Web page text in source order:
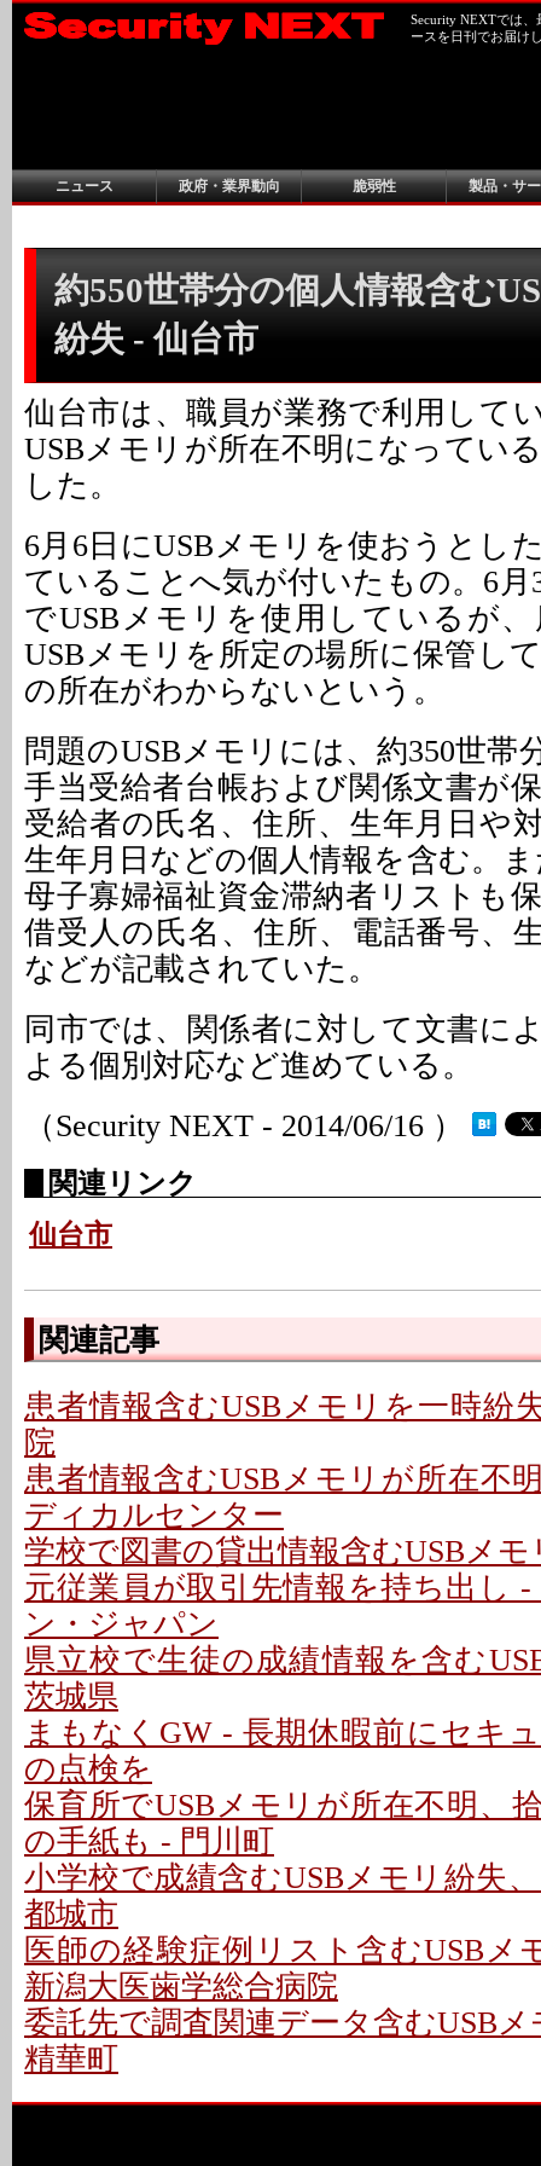
Security NEXTでは
ースを日刊でお届け
ニュース 政府・業界動向 脆弱性 製品・サ
約550世帯分の個人情報含む
紛失 - 仙台市
仙台市は、職員が業務で利用して
USBメモリが所在不明になってい
した。
6月6日にUSBメモリを使おうとし
ていることへ気が付いたもの。6月
でUSBメモリを使用しているが
USBメモリを所定の場所に保管し
の所在がわからないという。
問題のUSBメモリには、約350世帯
手当受給者台帳および関係文書が
受給者の氏名、住所、生年月日や
生年月日などの個人情報を含む。
母子寡婦福祉資金滞納者リストも
借受人の氏名、住所、電話番号、
などが記載されていた。
同市では、関係者に対して文書に
よる個別対応など進めている。
（Security NEXT - 2014/06/16 ）
関連リンク
仙台市
関連記事
患者情報含むUSBメモリを一時紛
院
患者情報含むUSBメモリが所在不
ディカルセンター
学校で図書の貸出情報含むUSBメ
元従業員が取引先情報を持ち出し
ン・ジャパン
県立校で生徒の成績情報を含む
茨城県
まもなくGW - 長期休暇前にセキ
の点検を
保育所でUSBメモリが所在不明、
の手紙も - 門川町
小学校で成績含むUSBメモリ紛失
都城市
医師の経験症例リスト含むUSBメ
新潟大医歯学総合病院
委託先で調査関連データ含むUSB
精華町